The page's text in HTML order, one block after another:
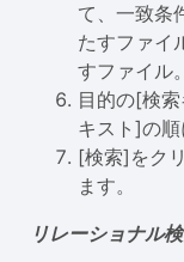
て、一致条
たすファイ
すファイル。
目的の[検
キスト]の順
[検索]をク
ます。
リレーショナル